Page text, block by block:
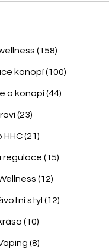
(158)
konopí(100)
o konopí(44)
(23)
HHC(21)
regulace (15)
(12)
styl (12)
(10)
(8)